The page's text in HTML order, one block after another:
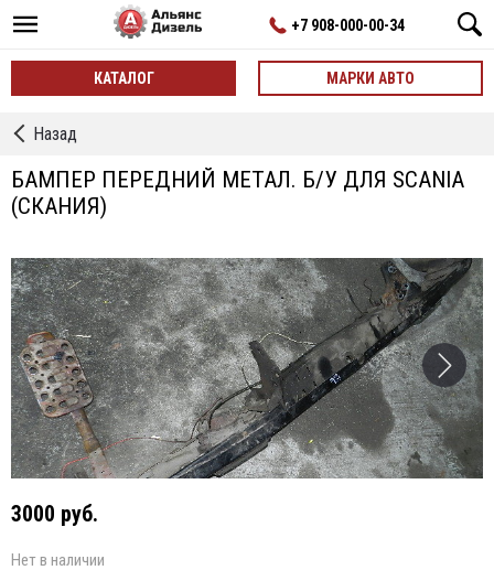
+7 908-000-00-34
КАТАЛОГ МАРКИ АВТО
←Назад
БАМПЕР ПЕРЕДНИЙ МЕТАЛ. Б/У ДЛЯ SCANIA
(СКАНИЯ)
3000 руб.
Нет в наличии